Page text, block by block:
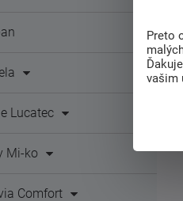
Lucatec
Mi-ko
Comfort
Preto
vašim